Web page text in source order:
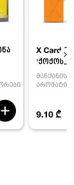
X Card
'ქოქოს...
მანქანის
9.10 ₾